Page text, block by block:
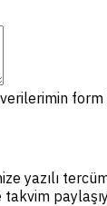
yazılı
takvim